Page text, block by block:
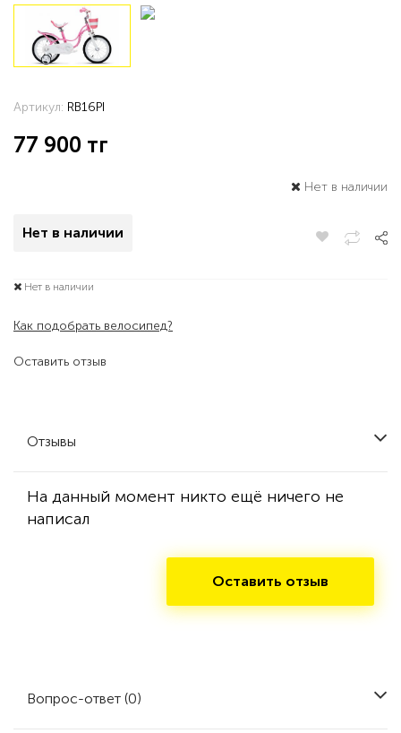
Оставить отзыв
Артикул: RB16PI
77 900 тг
Нет в наличии
Нет в наличии
Нет в наличии
Как подобрать велосипед?
Отзывы
На данный момент никто ещё ничего не
написал
Оставить отзыв
Вопрос-ответ (0)